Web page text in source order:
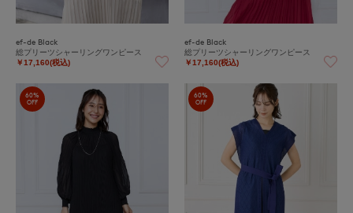
ef-de Black
総プリーツシャーリングワンピース
￥17,160(税込)
ef-de Black
総プリーツシャーリングワンピース
￥17,160(税込)
60%
OFF
60%
OFF